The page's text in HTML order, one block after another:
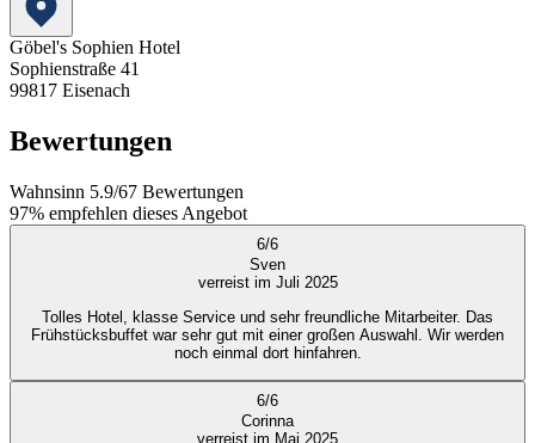
Göbel's Sophien Hotel
Sophienstraße 41
99817 Eisenach
Bewertungen
Wahnsinn 5.9/67 Bewertungen
97% empfehlen dieses Angebot
6/6
Sven
verreist im Juli 2025
Tolles Hotel, klasse Service und sehr freundliche Mitarbeiter. Das
Frühstücksbuffet war sehr gut mit einer großen Auswahl. Wir werden
noch einmal dort hinfahren.
6/6
Corinna
verreist im Mai 2025